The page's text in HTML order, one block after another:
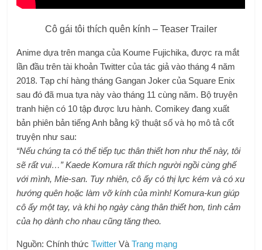
Cô gái tôi thích quên kính – Teaser Trailer
Anime dựa trên manga của Koume Fujichika, được ra mắt
lần đầu trên tài khoản Twitter của tác giả vào tháng 4 năm
2018. Tạp chí hàng tháng Gangan Joker của Square Enix
sau đó đã mua tựa này vào tháng 11 cùng năm. Bộ truyện
tranh hiện có 10 tập được lưu hành. Comikey đang xuất
bản phiên bản tiếng Anh bằng kỹ thuật số và họ mô tả cốt
truyện như sau:
“Nếu chúng ta có thể tiếp tục thân thiết hơn như thế này, tôi
sẽ rất vui…” Kaede Komura rất thích người ngồi cùng ghế
với mình, Mie-san. Tuy nhiên, cô ấy có thị lực kém và có xu
hướng quên hoặc làm vỡ kính của mình! Komura-kun giúp
cô ấy một tay, và khi họ ngày càng thân thiết hơn, tình cảm
của họ dành cho nhau cũng tăng theo.
Nguồn: Chính thứcTwitterVàTrang mạng